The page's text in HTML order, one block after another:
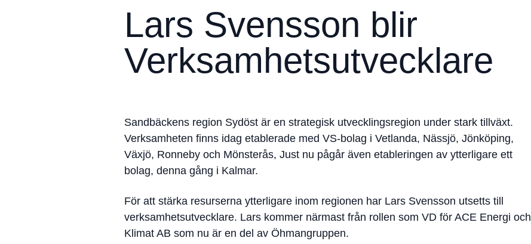
Lars Svensson blir
Verksamhetsutvecklare
Sandbäckens region Sydöst är en strategisk utvecklingsregion under stark tillväxt.
Verksamheten finns idag etablerade med VS-bolag i Vetlanda, Nässjö, Jönköping,
Växjö, Ronneby och Mönsterås, Just nu pågår även etableringen av ytterligare ett
bolag, denna gång i Kalmar.
För att stärka resurserna ytterligare inom regionen har Lars Svensson utsetts till
verksamhetsutvecklare. Lars kommer närmast från rollen som VD för ACE Energi och
Klimat AB som nu är en del av Öhmangruppen.